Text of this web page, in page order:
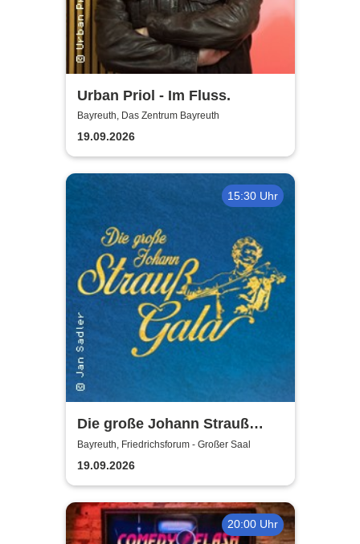
Urban Priol - Im Fluss.
Bayreuth, Das Zentrum Bayreuth
19.09.2026
15:30 Uhr
Die große Johann Strauß
Gala - unsterbliche Arien &
Duette der Strauß Familie
Bayreuth, Friedrichsforum - Großer Saal
19.09.2026
20:00 Uhr